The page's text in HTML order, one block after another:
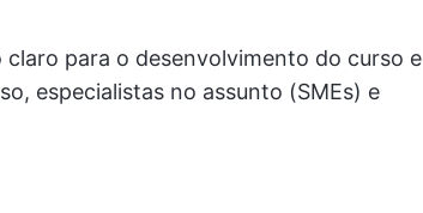
para o desenvolvimento do curso e
especialistas no assunto (SMEs) e